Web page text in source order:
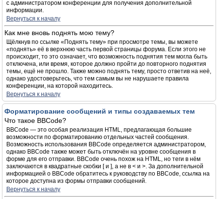
с администратором конференции для получения дополнительной
информации.
Вернуться к началу
Как мне вновь поднять мою тему?
Щёлкнув по ссылке «Поднять тему» при просмотре темы, вы можете
«поднять» её в верхнюю часть первой страницы форума. Если этого не
происходит, то это означает, что возможность поднятия тем могла быть
отключена, или время, которое должно пройти до повторного поднятия
темы, ещё не прошло. Также можно поднять тему, просто ответив на неё,
однако удостоверьтесь, что тем самым вы не нарушаете правила
конференции, на которой находитесь.
Вернуться к началу
Форматирование сообщений и типы создаваемых тем
Что такое BBCode?
BBCode — это особая реализация HTML, предлагающая большие
возможности по форматированию отдельных частей сообщения.
Возможность использования BBCode определяется администратором,
однако BBCode также может быть отключён на уровне сообщения в
форме для его отправки. BBCode очень похож на HTML, но теги в нём
заключаются в квадратные скобки [ и ], а не в < и >. За дополнительной
информацией о BBCode обратитесь к руководству по BBCode, ссылка на
которое доступна из формы отправки сообщений.
Вернуться к началу